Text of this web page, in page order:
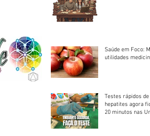
Saúde em Foco:
utilidades
Testes rápidos
hepatites agora
20 minutos nas